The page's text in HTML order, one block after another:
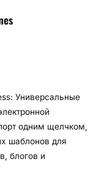
Универсальные
одним щелчком,
шаблонов для
блогов и